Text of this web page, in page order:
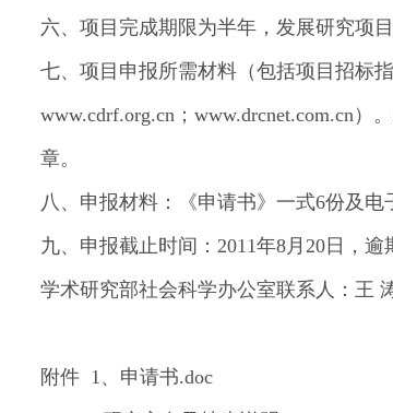
六、项目完成期限为半年，发展研究项
七、项目申报所需材料（包括项目招标
www.cdrf.org.cn ； www.drcnet.com.cn ）
章。
八、申报材料：《申请书》一式6份及电
九、申报截止时间：2011年8月20日，逾
学术研究部社会科学办公室联系人：王
附件 1、 申请书.doc